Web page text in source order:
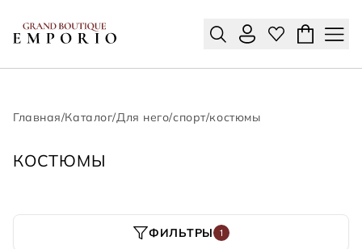
Главная/Каталог/Для него/спорт/костюмы
КОСТЮМЫ
ФИЛЬТРЫ 1